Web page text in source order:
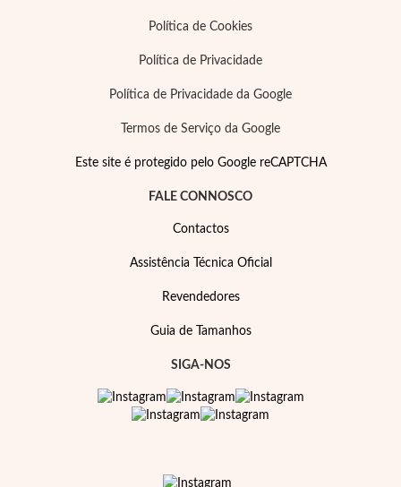
Política de Cookies
Política de Privacidade
Política de Privacidade da Google
Termos de Serviço da Google
Este site é protegido pelo Google reCAPTCHA
FALE CONNOSCO
Contactos
Assistência Técnica Oficial
Revendedores
Guia de Tamanhos
SIGA-NOS